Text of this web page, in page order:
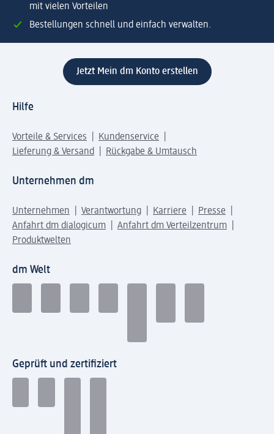
mit vielen Vorteilen
Bestellungen schnell und einfach verwalten.
Jetzt Mein dm Konto erstellen
Hilfe
Vorteile & Services
Kundenservice
Lieferung & Versand
Rückgabe & Umtausch
Unternehmen dm
Unternehmen Verantwortung Karriere
Presse
Anfahrt dm dialogicum
Anfahrt dm Verteilzentrum
Produktwelten
dm Welt
Geprüft und zertifiziert